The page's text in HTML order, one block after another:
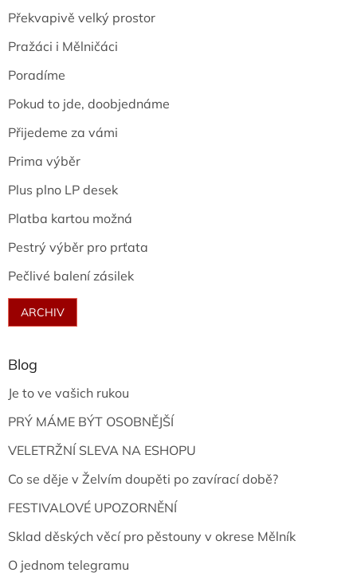
Překvapivě velký prostor
Pražáci i Mělničáci
Poradíme
Pokud to jde, doobjednáme
Přijedeme za vámi
Prima výběr
Plus plno LP desek
Platba kartou možná
Pestrý výběr pro prťata
Pečlivé balení zásilek
ARCHIV
Blog
Je to ve vašich rukou
PRÝ MÁME BÝT OSOBNĚJŠÍ
VELETRŽNÍ SLEVA NA ESHOPU
Co se děje v Želvím doupěti po zavírací době?
FESTIVALOVÉ UPOZORNĚNÍ
Sklad děských věcí pro pěstouny v okrese Mělník
O jednom telegramu